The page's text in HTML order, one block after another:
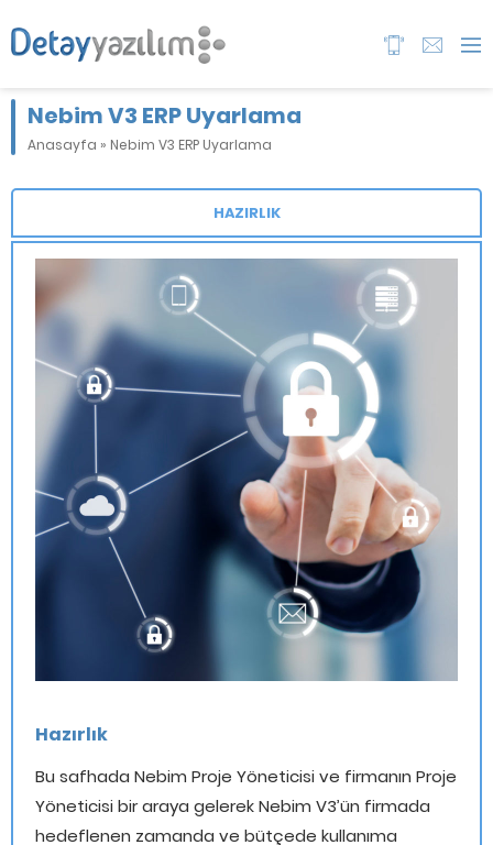
Nebim V3 ERP Uyarlama
Anasayfa » Nebim V3 ERP Uyarlama
HAZIRLIK
Hazırlık
Bu safhada Nebim Proje Yöneticisi ve firmanın Proje
Yöneticisi bir araya gelerek Nebim V3’ün firmada
hedeflenen zamanda ve bütçede kullanıma